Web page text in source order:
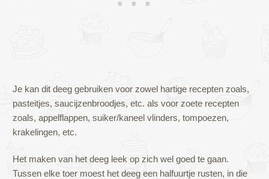
Je kan dit deeg gebruiken voor zowel hartige recepten zoals,
pasteitjes, saucijzenbroodjes, etc. als voor zoete recepten
zoals, appelflappen, suiker/kaneel vlinders, tompoezen,
krakelingen, etc.
Het maken van het deeg leek op zich wel goed te gaan.
Tussen elke toer moest het deeg een halfuurtje rusten, in die